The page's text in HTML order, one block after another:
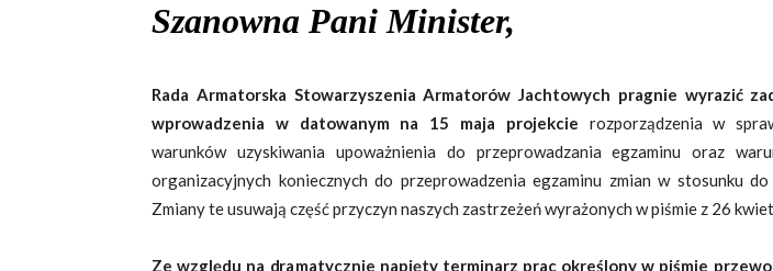
Szanowna Pani Minister,
Rada Armatorska Stowarzyszenia Armatorów Jachtowych pragnie wyrazić
wprowadzenia w datowanym na 15 maja projekcie rozporządzenia w
warunków uzyskiwania upoważnienia do przeprowadzania egzaminu oraz
organizacyjnych koniecznych do przeprowadzenia egzaminu zmian w stosunku
Zmiany te usuwają część przyczyn naszych zastrzeżeń wyrażonych w piśmie z 26
Ze względu na dramatycznie napięty terminarz prac określony w piśmie